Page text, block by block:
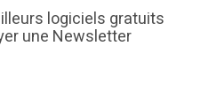
logiciels gratuits
une Newsletter